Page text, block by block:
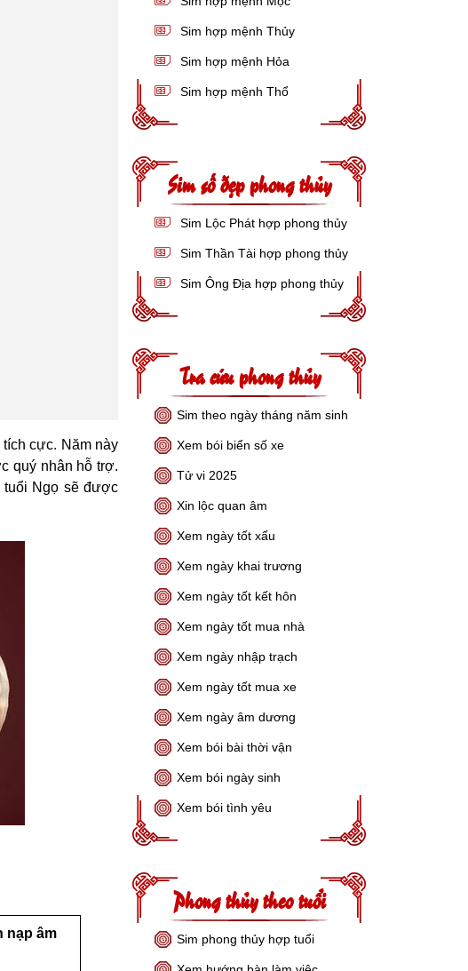
cực. Năm này
quý nhân hỗ trợ.
tuổi Ngọ sẽ được
nạp âm
Sim hợp mệnh Thủy
Sim hợp mệnh Hỏa
Sim hợp mệnh Thổ
Sim số đẹp phong thủy
Sim Lộc Phát hợp phong thủy
Sim Thần Tài hợp phong thủy
Sim Ông Địa hợp phong thủy
Tra cứu phong thủy
Sim theo ngày tháng năm sinh
Xem bói biển số xe
Tử vi 2025
Xin lộc quan âm
Xem ngày tốt xấu
Xem ngày khai trương
Xem ngày tốt kết hôn
Xem ngày tốt mua nhà
Xem ngày nhập trạch
Xem ngày tốt mua xe
Xem ngày âm dương
Xem bói bài thời vận
Xem bói ngày sinh
Xem bói tình yêu
Phong thủy theo tuổi
Sim phong thủy hợp tuổi